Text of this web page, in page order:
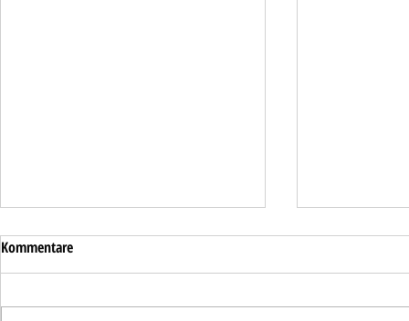
Kommentare